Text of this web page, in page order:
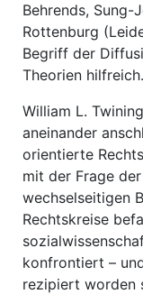
Behrends, Sung-
Rottenburg
Begriff der
Theorien hilfreich.
William L.
aneinander
orientierte
mit der Frage
wechselseitigen
Rechtskreise
konfrontiert –
rezipiert worden